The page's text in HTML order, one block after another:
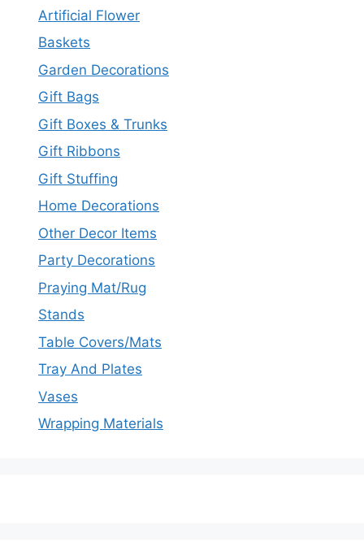
Artificial Flower
Baskets
Garden Decorations
Gift Bags
Gift Boxes & Trunks
Gift Ribbons
Gift Stuffing
Home Decorations
Other Decor Items
Party Decorations
Praying Mat/Rug
Stands
Table Covers/Mats
Tray And Plates
Vases
Wrapping Materials